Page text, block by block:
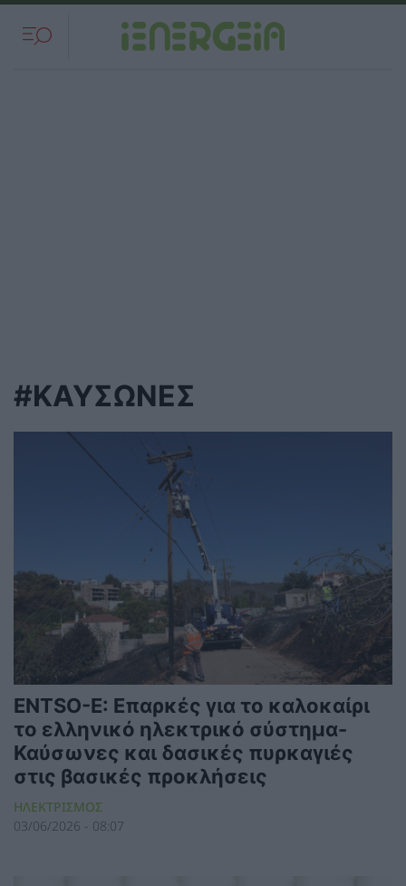
#ΚΑΥΣΩΝΕΣ
ENTSO-E: Επαρκές για το καλοκαίρι
το ελληνικό ηλεκτρικό σύστημα-
Καύσωνες και δασικές πυρκαγιές
στις βασικές προκλήσεις
ΗΛΕΚΤΡΙΣΜΟΣ
03/06/2026 - 08:07